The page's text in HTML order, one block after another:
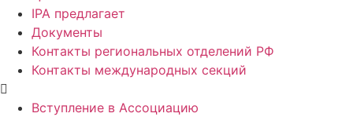
IPA предлагает
Документы
Контакты региональных отделений РФ
Контакты международных секций
Вступление в Ассоциацию